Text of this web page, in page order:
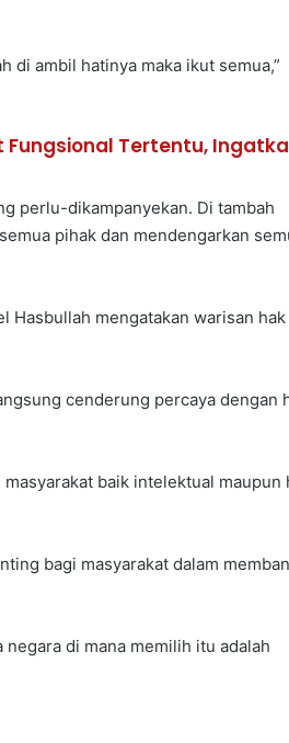
di ambil hatinya maka ikut semua,”
Fungsional Tertentu,
perlu-dikampanyekan. Di tambah
pihak dan mendengarkan
Hasbullah mengatakan warisan
cenderung percaya dengan
baik intelektual maupun
bagi masyarakat dalam
di mana memilih itu adalah